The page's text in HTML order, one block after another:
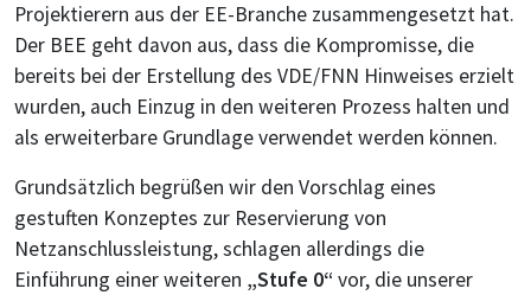
Projektierern aus der EE-Branche zusammengesetzt hat.
Der BEE geht davon aus, dass die Kompromisse, die
bereits bei der Erstellung des VDE/FNN Hinweises erzielt
wurden, auch Einzug in den weiteren Prozess halten und
als erweiterbare Grundlage verwendet werden können.
Grundsätzlich begrüßen wir den Vorschlag eines
gestuften Konzeptes zur Reservierung von
Netzanschlussleistung, schlagen allerdings die
Einführung einer weiteren „Stufe 0“ vor, die unserer